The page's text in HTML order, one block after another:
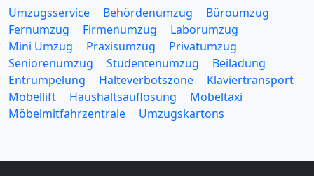
Umzugsservice Behördenumzug
Büroumzug
Fernumzug
Firmenumzug
Laborumzug
Mini Umzug
Praxisumzug
Privatumzug
Seniorenumzug
Studentenumzug
Beiladung
Entrümpelung
Halteverbotszone
Klaviertransport
Möbellift
Haushaltsauflösung
Möbeltaxi
Möbelmitfahrzentrale
Umzugskartons